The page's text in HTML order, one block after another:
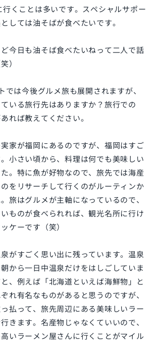
行くことは多いです。スペシャルサポー
しては油そばが食べたいです。
ど今日も油そば食べたいねって二人で話
）
では今後グルメ旅も展開されますが、
いる旅行先はありますか？旅行での
れば教えてください。
実家が福岡にあるのですが、福岡はすご
小さい頃から、料理は何でも美味しい
。特に魚が好物なので、旅先では海産
をリサーチして行くのがルーティンか
旅はグルメが主軸になっているので、
ものが食べられれば、観光名所に行け
ケーです（笑）
泉がすごく思い出に残っています。温泉
から一日中温泉だけをはしごしていま
、例えば「北海道といえば海鮮物」と
れ有名なものがあると思うのですが、
払って、旅先周辺にある美味しいラー
きます。名産物じゃなくていいので、
いラーメン屋さんに行くことがマイル